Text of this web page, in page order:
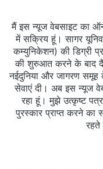
मैं इस न्यूज वेबसाइट का
में सक्रिय हूं। सागर
कम्युनिकेशन) की डिग्री
की शुरुआत करने के बाद
नईदुनिया और जागरण समूह
सेवाएं दी। अब इस न्यूज
रहा हूं। मुझे उत्कृष्ट
पुरस्कार प्राप्त करने का
रहते